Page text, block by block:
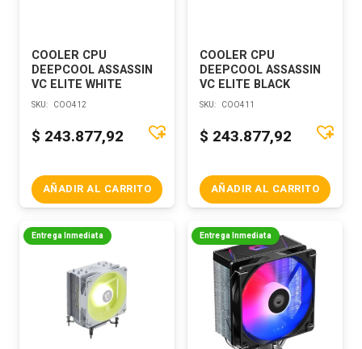
COOLER CPU
DEEPCOOL ASSASSIN
VC ELITE WHITE
SKU: COO412
$ 243.877,92
AÑADIR AL CARRITO
COOLER CPU
DEEPCOOL ASSASSIN
VC ELITE BLACK
SKU: COO411
$ 243.877,92
AÑADIR AL CARRITO
Entrega Inmediata Entrega Inmediata